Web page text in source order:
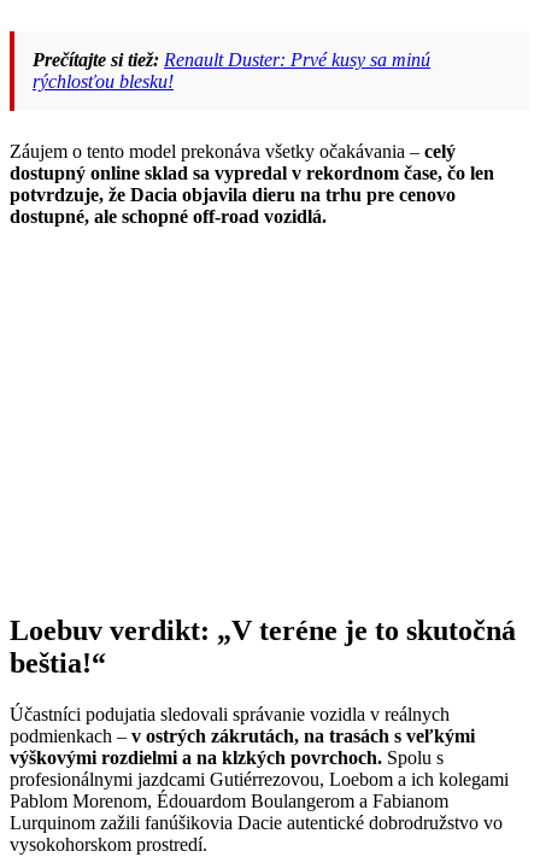
Prečítajte si tiež: Renault Duster: Prvé kusy sa minú
rýchlosťou blesku!
Záujem o tento model prekonáva všetky očakávania – celý
dostupný online sklad sa vypredal v rekordnom čase, čo len
potvrdzuje, že Dacia objavila dieru na trhu pre cenovo
dostupné, ale schopné off-road vozidlá.
Loebuv verdikt: „V teréne je to skutočná
beštia!“
Účastníci podujatia sledovali správanie vozidla v reálnych
podmienkach – v ostrých zákrutách, na trasách s veľkými
výškovými rozdielmi a na klzkých povrchoch. Spolu s
profesionálnymi jazdcami Gutiérrezovou, Loebom a ich kolegami
Pablom Morenom, Édouardom Boulangerom a Fabianom
Lurquinom zažili fanúšikovia Dacie autentické dobrodružstvo vo
vysokohorskom prostredí.